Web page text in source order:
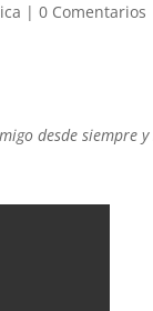
|0 Comentarios
desde siempre